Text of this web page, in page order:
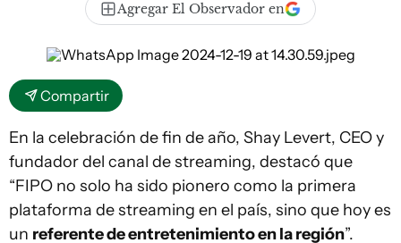
Agregar El Observador en
Compartir
En la celebración de fin de año, Shay Levert, CEO y
fundador del canal de streaming, destacó que
“FIPO no solo ha sido pionero como la primera
plataforma de streaming en el país, sino que hoy es
un referente de entretenimiento en la región”.